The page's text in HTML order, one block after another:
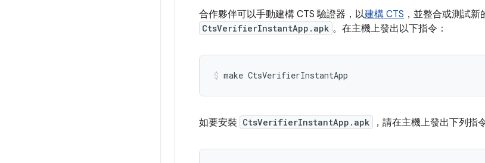
合作夥伴可以手動建構 CTS 驗證器，以建構 CTS ，並整合或測試
CtsVerifierInstantApp.apk 。在主機上發出以下指令：
make CtsVerifierInstantApp
如要安裝 CtsVerifierInstantApp.apk ，請在主機上發出下列指令